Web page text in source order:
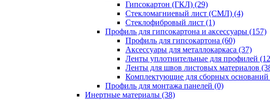
Гипсокартон (ГКЛ) (29)
Стекломагниевый лист (СМЛ) (4)
Cтеклофибровый лист (1)
Профиль для гипсокартона и аксессуары (157)
Профиль для гипсокартона (60)
Аксессуары для металлокаркаса (37)
Ленты уплотнительные для профилей
Ленты для швов листовых материалов
Комплектующие для сборных оснований
Профиль для монтажа панелей (0)
Инертные материалы (38)